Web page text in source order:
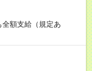
額支給（規定あ